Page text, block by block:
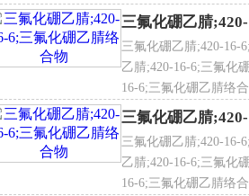
科学, 如高能燃料的提取及提取同位素
三氟化硼乙腈络合物广泛应用于医药中
应用于医药中间体的生产，聚合，脱
化硼乙腈络合物;三氟
三氟化硼乙腈
三氟化硼乙腈;420-16-
乙腈;420-16-6;三氟化
16-6;三氟化硼乙腈络
化硼乙腈络合物;三氟
三氟化硼乙腈
三氟化硼乙腈;420-16-
乙腈;420-16-6;三氟化
16-6;三氟化硼乙腈络